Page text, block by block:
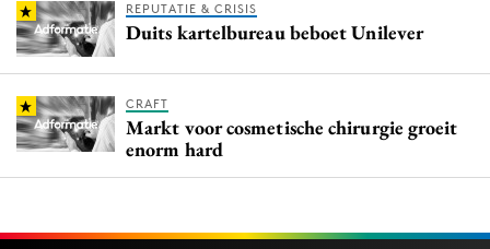
REPUTATIE & CRISIS
Duits kartelbureau beboet Unilever
CRAFT
Markt voor cosmetische chirurgie groeit
enorm hard